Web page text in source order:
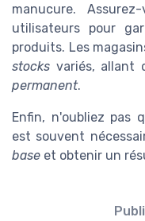
manucure.
utilisateurs pour
produits. Les
stocks variés, allant
permanent.
Enfin, n'oubliez pas
est souvent
base et obtenir un